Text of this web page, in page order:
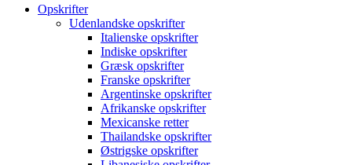
Opskrifter
Udenlandske opskrifter
Italienske opskrifter
Indiske opskrifter
Græsk opskrifter
Franske opskrifter
Argentinske opskrifter
Afrikanske opskrifter
Mexicanske retter
Thailandske opskrifter
Østrigske opskrifter